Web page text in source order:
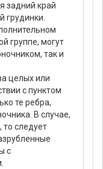
задний край
грудинки.
группе, могут
так и
целых или
с пунктом
те ребра,
В случае,
то следует
с